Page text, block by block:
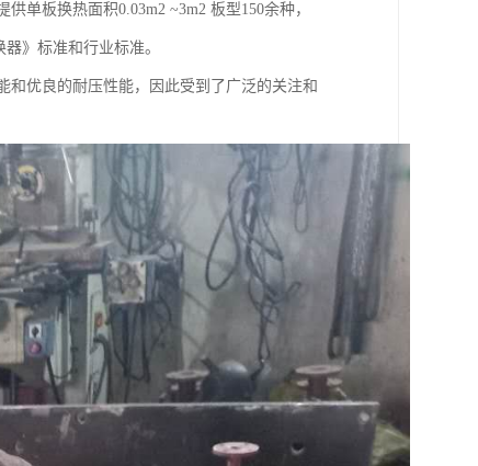
单板换热面积0.03m2 ~3m2 板型150余种，
》标准和行业标准。
优良的耐压性能，因此受到了广泛的关注和